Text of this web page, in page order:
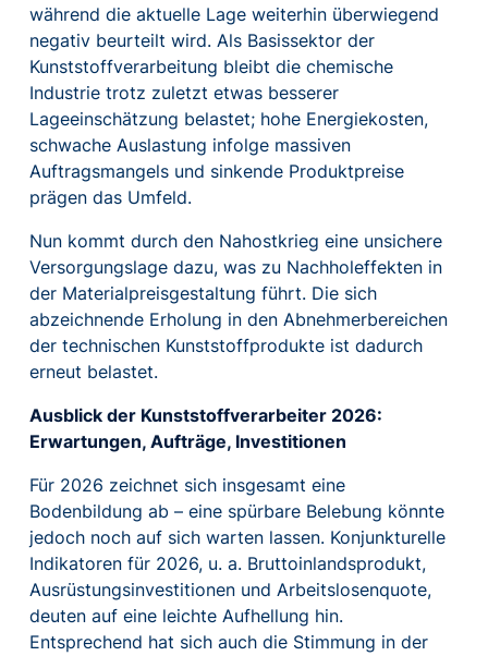
während die aktuelle Lage weiterhin überwiegend
negativ beurteilt wird. Als Basissektor der
Kunststoffverarbeitung bleibt die chemische
Industrie trotz zuletzt etwas besserer
Lageeinschätzung belastet; hohe Energiekosten,
schwache Auslastung infolge massiven
Auftragsmangels und sinkende Produktpreise
prägen das Umfeld.
Nun kommt durch den Nahostkrieg eine unsichere
Versorgungslage dazu, was zu Nachholeffekten in
der Materialpreisgestaltung führt. Die sich
abzeichnende Erholung in den Abnehmerbereichen
der technischen Kunststoffprodukte ist dadurch
erneut belastet.
Ausblick der Kunststoffverarbeiter 2026:
Erwartungen, Aufträge, Investitionen
Für 2026 zeichnet sich insgesamt eine
Bodenbildung ab – eine spürbare Belebung könnte
jedoch noch auf sich warten lassen. Konjunkturelle
Indikatoren für 2026, u. a. Bruttoinlandsprodukt,
Ausrüstungsinvestitionen und Arbeitslosenquote,
deuten auf eine leichte Aufhellung hin.
Entsprechend hat sich auch die Stimmung in der